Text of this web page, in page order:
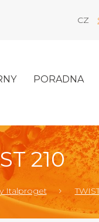
CZ
PORADNA
210
Italproget